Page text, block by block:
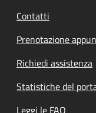
Contatti
Prenotazione
Richiedi assistenza
Statistiche del
Leggi le FAQ